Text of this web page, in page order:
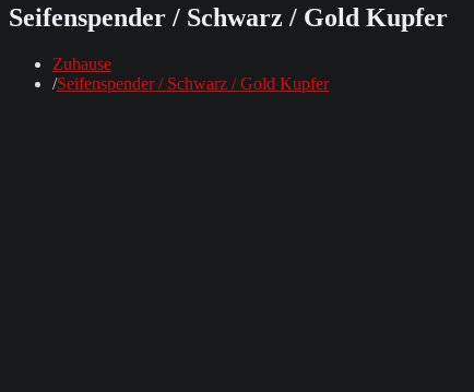
Seifenspender / Schwarz / Gold Kupfer
Zuhause
Seifenspender / Schwarz / Gold Kupfer